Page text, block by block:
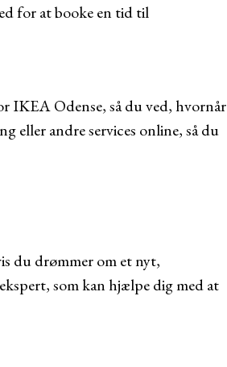
for at booke en tid til
IKEA Odense, så du ved, hvornår
eller andre services online, så du
du drømmer om et nyt,
som kan hjælpe dig med at